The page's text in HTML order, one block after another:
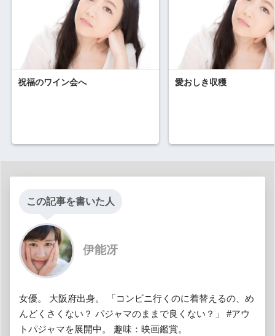
祝福のワイン会へ 愛おしき収穫
この記事を書いた人
伊能冴
女優。 大阪府出身。 「コンビニ行くのに着替えるの、め
んどくさくない？ パジャマのままで良くない？」 #アウ
トパジャマを展開中。 趣味：映画鑑賞。